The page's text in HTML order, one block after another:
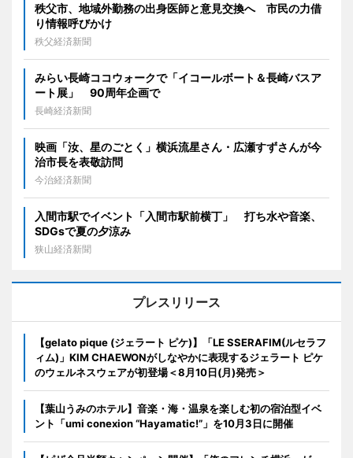
秩父市、地域外勤務の出身医師と意見交換へ 市民の力借
り情報呼びかけ
秩父経済新聞
みらい長崎ココウォークで「イコールボート＆長崎バスア
ート展」 90周年企画で
長崎経済新聞
映画「汝、星のごとく」横浜流星さん・広瀬すずさんが今
治市長を表敬訪問
今治経済新聞
入間市駅でイベント「入間市駅前横丁」 打ち水や音楽、
SDGsで夏の夕涼み
狭山経済新聞
プレスリリース
【gelato pique (ジェラート ピケ)】「LE SSERAFIM(ルセラフ
ィム)」KIM CHAEWONがしなやかに表現するジェラート ピケ
のウェルネスウェアが初登場＜8月10日(月)発売＞
【葉山うみのホテル】音楽・海・温泉を楽しむ初の宿泊型イベ
ント「umi conexion “Hayamatic!”」を10月3日に開催